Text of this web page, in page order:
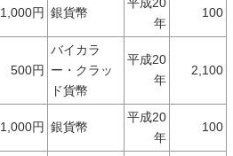
1,000円 銀貨幣
年
100
500円
バイカラ
ー・クラッ
ド貨幣
平成20
年
2,100
1,000円 銀貨幣
平成20
年
100